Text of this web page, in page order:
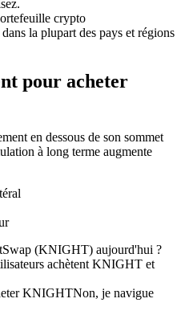
garantie
crypto
la plupart des pays et régions
pour acheter
en dessous de son sommet
à long terme augmente
(KNIGHT) aujourd'hui ?
achètent KNIGHT et
KNIGHTNon, je navigue